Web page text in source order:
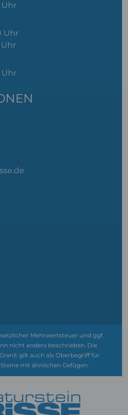
Uhr
Uhr
Uhr
Uhr
Mehrwertsteuer und ggf.
nicht anders beschrieben. Die
gilt auch als Oberbegriff für
mit ähnlichen Gefügen.